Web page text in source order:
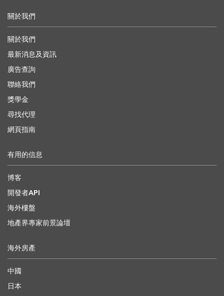
關於我們
關於我們
最新消息及資訊
廣告查詢
聯絡我們
獎學金
尋找代理
網頁指南
有用的信息
博客
開發者API
海外樓盤
地產界專家前景論壇
海外房產
中國
日本